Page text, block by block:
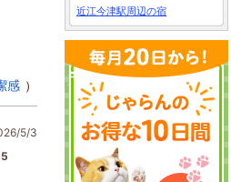
感 ）
5/3
5
近江今津駅周辺の宿